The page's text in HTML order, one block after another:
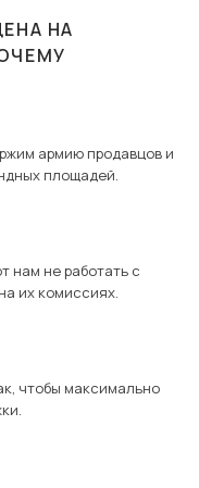
НА
армию продавцов и
площадей.
нам не работать с
их комиссиях.
чтобы максимально